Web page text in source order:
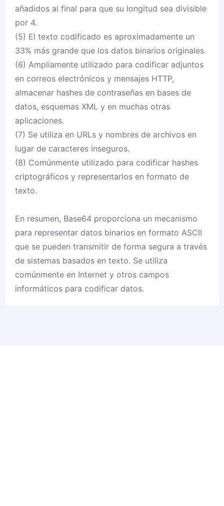
añadidos al final para que su longitud sea divisible
por 4.
(5) El texto codificado es aproximadamente un
33% más grande que los datos binarios originales.
(6) Ampliamente utilizado para codificar adjuntos
en correos electrónicos y mensajes HTTP,
almacenar hashes de contraseñas en bases de
datos, esquemas XML y en muchas otras
aplicaciones.
(7) Se utiliza en URLs y nombres de archivos en
lugar de caracteres inseguros.
(8) Comúnmente utilizado para codificar hashes
criptográficos y representarlos en formato de
texto.
En resumen, Base64 proporciona un mecanismo
para representar datos binarios en formato ASCII
que se pueden transmitir de forma segura a través
de sistemas basados en texto. Se utiliza
comúnmente en Internet y otros campos
informáticos para codificar datos.